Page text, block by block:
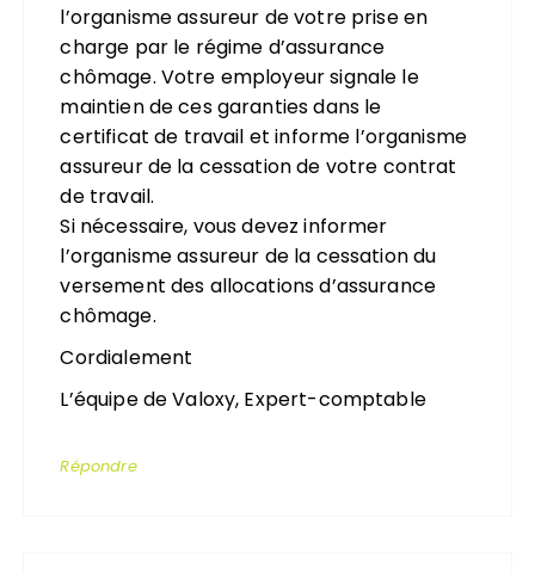
l’organisme assureur de votre prise en
charge par le régime d’assurance
chômage. Votre employeur signale le
maintien de ces garanties dans le
certificat de travail et informe l’organisme
assureur de la cessation de votre contrat
de travail.
Si nécessaire, vous devez informer
l’organisme assureur de la cessation du
versement des allocations d’assurance
chômage.
Cordialement
L’équipe de Valoxy, Expert-comptable
Répondre